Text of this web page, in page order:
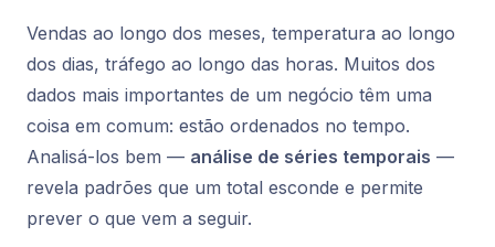
Vendas ao longo dos meses, temperatura ao longo
dos dias, tráfego ao longo das horas. Muitos dos
dados mais importantes de um negócio têm uma
coisa em comum: estão ordenados no tempo.
Analisá-los bem — análise de séries temporais —
revela padrões que um total esconde e permite
prever o que vem a seguir.